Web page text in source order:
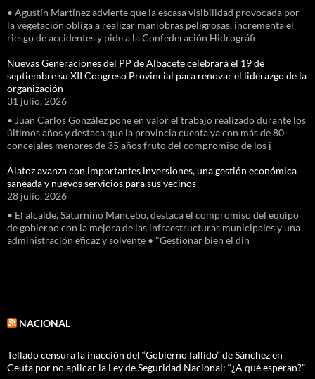
• Agustín Martínez advierte que la escasa visibilidad provocada por
la vegetación obliga a realizar maniobras peligrosas, incrementa el
riesgo de accidentes y pide a la Confederación Hidrográfi
Nuevas Generaciones del PP de Albacete celebrará el 19 de
septiembre su XII Congreso Provincial para renovar el liderazgo de la
organización
31 julio, 2026
• Juan Carlos González pone en valor el trabajo realizado durante los
últimos años y destaca que la provincia cuenta ya con más de 80
concejales menores de 35 años fruto del compromiso de los j
Alatoz avanza con importantes inversiones, una gestión económica
saneada y nuevos servicios para sus vecinos
28 julio, 2026
• El alcalde, Saturnino Mancebo, destaca el compromiso del equipo
de gobierno con la mejora de las infraestructuras municipales y una
administración eficaz y solvente • "Gestionar bien el din
NACIONAL
Tellado censura la inacción del “Gobierno fallido” de Sánchez en
Ceuta por no aplicar la Ley de Seguridad Nacional: “¿A qué esperan?”